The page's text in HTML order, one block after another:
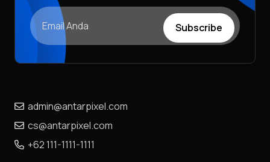
Subscribe
admin@antarpixel.com
cs@antarpixel.com
+62 111-1111-1111